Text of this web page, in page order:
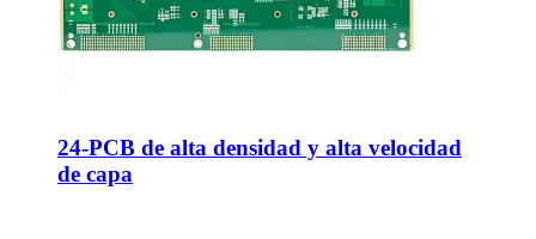
24-PCB de alta densidad y alta velocidad
de capa